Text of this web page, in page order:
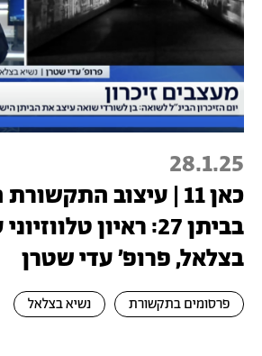
28.1.25
כאן 11 | עיצוב
בביתן 27: ראיון
בצלאל, פרופ׳ עדי שטרן
פרסומים בתקשורת נשיא בצלאל